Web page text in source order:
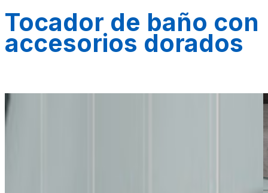
Tocador de baño con
accesorios dorados